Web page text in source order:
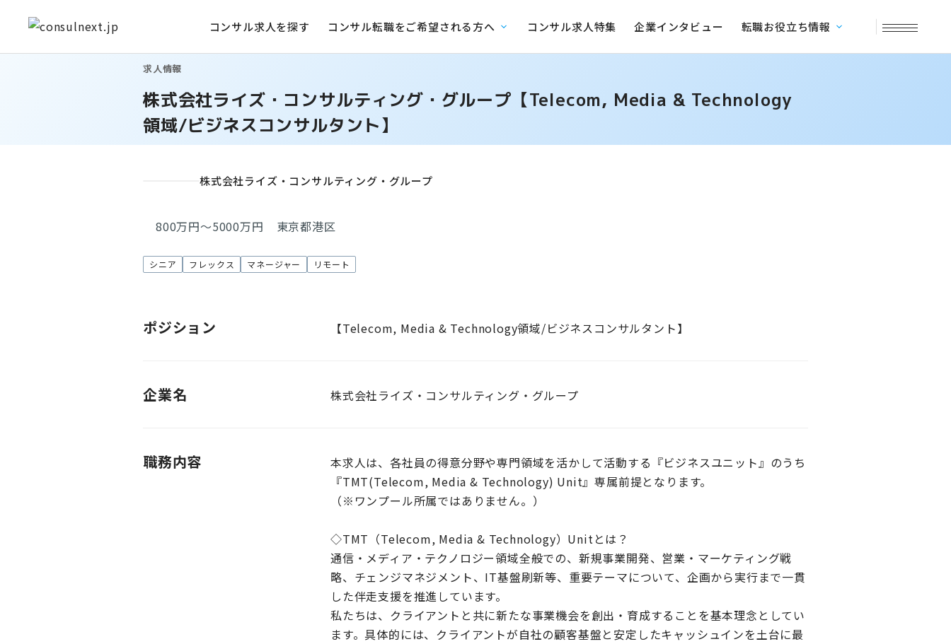
コンサル求人を探す コンサル転職をご希望される方へ コンサル求人特集 企業インタビュー 転職お役立ち情報
求人情報
株式会社ライズ・コンサルティング・グループ【Telecom, Media & Technology
領域/ビジネスコンサルタント】
株式会社ライズ・コンサルティング・グループ
800万円～5000万円 東京都港区
シニア フレックス マネージャー リモート
ポジション 【Telecom, Media & Technology領域/ビジネスコンサルタント】
企業名 株式会社ライズ・コンサルティング・グループ
職務内容
本求人は、各社員の得意分野や専門領域を活かして活動する『ビジネスユニット』のうち
『TMT(Telecom, Media & Technology) Unit』専属前提となります。
（※ワンプール所属ではありません。）
◇TMT（Telecom, Media & Technology）Unitとは？
通信・メディア・テクノロジー領域全般での、新規事業開発、営業・マーケティング戦
略、チェンジマネジメント、IT基盤刷新等、重要テーマについて、企画から実行まで一貫
した伴走支援を推進しています。
私たちは、クライアントと共に新たな事業機会を創出・育成することを基本理念としてい
ます。具体的には、クライアントが自社の顧客基盤と安定したキャッシュインを土台に最